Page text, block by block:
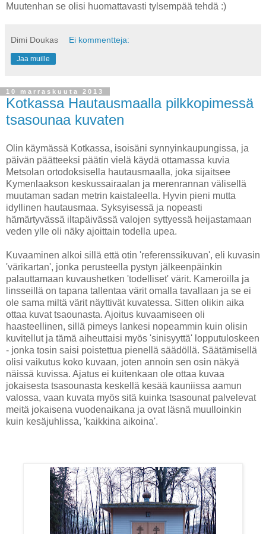
Muutenhan se olisi huomattavasti tylsempää tehdä :)
Dimi Doukas Ei kommentteja:
Jaa muille
10 marraskuuta 2013
Kotkassa Hautausmaalla pilkkopimessä
tsasounaa kuvaten
Olin käymässä Kotkassa, isoisäni synnyinkaupungissa, ja
päivän päätteeksi päätin vielä käydä ottamassa kuvia
Metsolan ortodoksisella hautausmaalla, joka sijaitsee
Kymenlaakson keskussairaalan ja merenrannan välisellä
muutaman sadan metrin kaistaleella. Hyvin pieni mutta
idyllinen hautausmaa. Syksyisessä ja nopeasti
hämärtyvässä iltapäivässä valojen syttyessä heijastamaan
veden ylle oli näky ajoittain todella upea.
Kuvaaminen alkoi sillä että otin 'referenssikuvan', eli kuvasin
'värikartan', jonka perusteella pystyn jälkeenpäinkin
palauttamaan kuvaushetken 'todelliset' värit. Kameroilla ja
linsseillä on tapana tallentaa värit omalla tavallaan ja se ei
ole sama miltä värit näyttivät kuvatessa. Sitten olikin aika
ottaa kuvat tsaounasta. Ajoitus kuvaamiseen oli
haasteellinen, sillä pimeys lankesi nopeammin kuin olisin
kuvitellut ja tämä aiheuttaisi myös 'sinisyyttä' lopputuloskeen
- jonka tosin saisi poistettua pienellä säädöllä. Säätämisellä
olisi vaikutus koko kuvaan, joten annoin sen osin näkyä
näissä kuvissa. Ajatus ei kuitenkaan ole ottaa kuvaa
jokaisesta tsasounasta keskellä kesää kauniissa aamun
valossa, vaan kuvata myös sitä kuinka tsasounat palvelevat
meitä jokaisena vuodenaikana ja ovat läsnä muulloinkin
kuin kesäjuhlissa, 'kaikkina aikoina'.